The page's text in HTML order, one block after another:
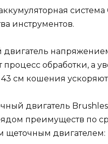
система
инструментов.
процесс обработки, а
см кошения ускоряют
двигатель
преимуществ по
щеточным двигателем: